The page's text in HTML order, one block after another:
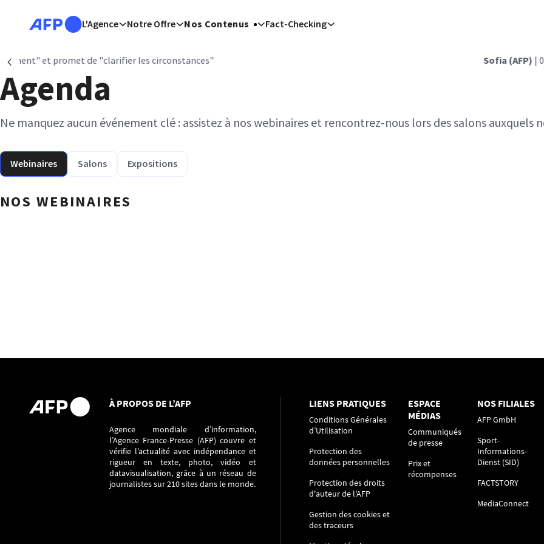
L'Agence Notre Offre Nos Contenus Fact-Checking
Précédent | Drone en Bulgarie :
Agenda
Ne manquez aucun événement clé : assistez à nos webinaires et rencontrez-nous lors des salons auxquels
Webinaires Salons Expositions
NOS WEBINAIRES
À PROPOS DE L’AFP
Agence mondiale d’information,
l’Agence France-Presse (AFP) couvre et
vérifie l’actualité avec indépendance et
rigueur en texte, photo, vidéo et
datavisualisation, grâce à un réseau de
journalistes sur 210 sites dans le monde.
LIENS PRATIQUES
Conditions Générales
d’Utilisation
Protection des
données personnelles
Protection des droits
d'auteur de l'AFP
Gestion des cookies et
des traceurs
ESPACE
MÉDIAS
Communiqués
de presse
Prix et
récompenses
NOS FILIALES
AFP GmbH
Sport-
Informations-
Dienst (SID)
FACTSTORY
MediaConnect